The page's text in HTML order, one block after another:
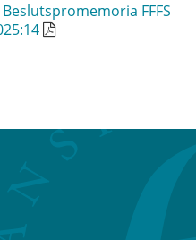
Beslutspromemoria FFFS